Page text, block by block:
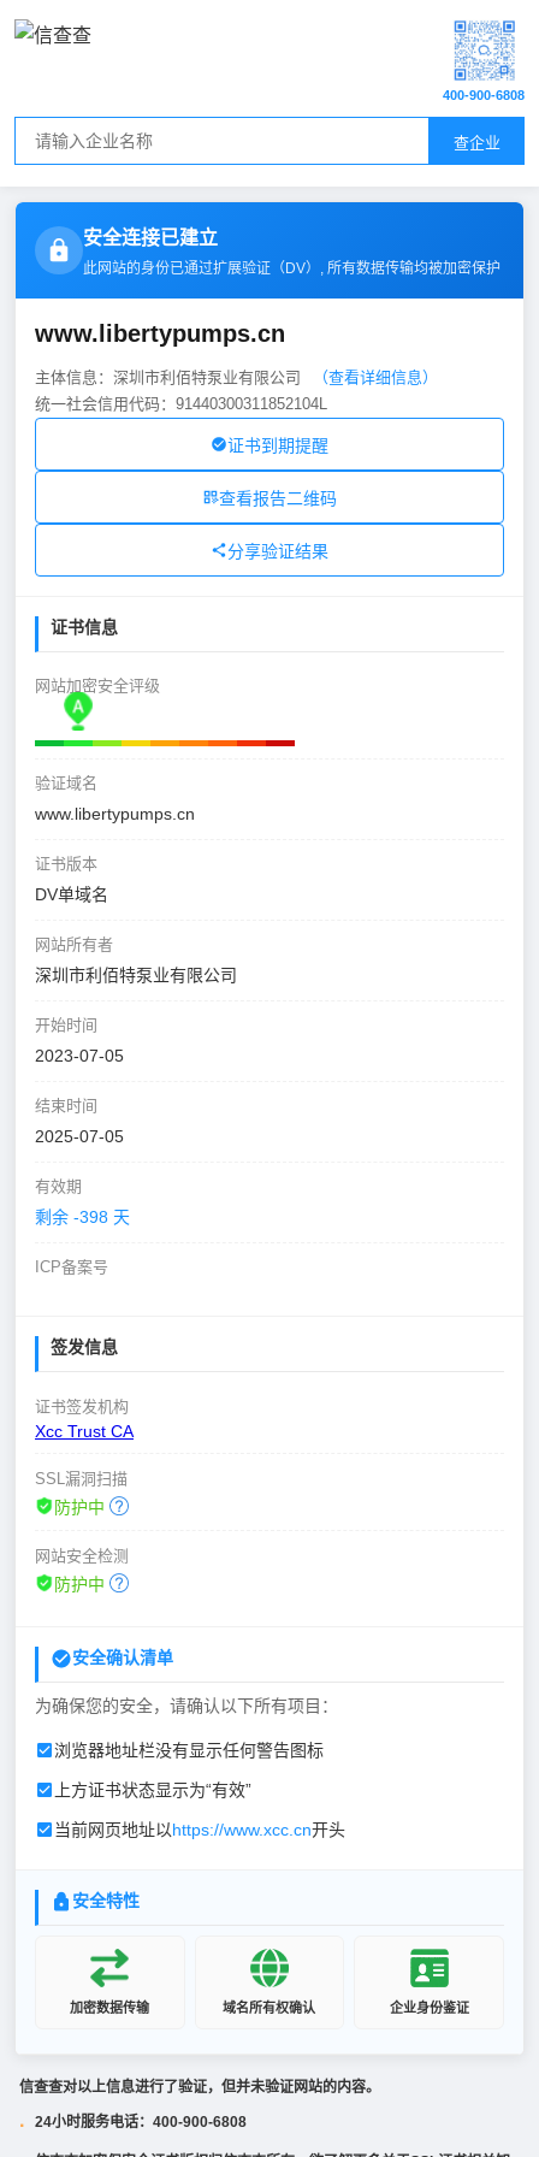
查企业
400-900-6808
安全连接已建立
此网站的身份已通过扩展验证（DV）, 所有数据传输均被加密保护
www.libertypumps.cn
主体信息：深圳市利佰特泵业有限公司
（查看详细信息）
统一社会信用代码：91440300311852104L
证书到期提醒
查看报告二维码
分享验证结果
证书信息
网站加密安全评级
验证域名
www.libertypumps.cn
证书版本
DV单域名
网站所有者
深圳市利佰特泵业有限公司
开始时间
2023-07-05
结束时间
2025-07-05
有效期
剩余 -398 天
ICP备案号
签发信息
证书签发机构
Xcc Trust CA
SSL漏洞扫描
防护中
网站安全检测
防护中
安全确认清单
为确保您的安全，请确认以下所有项目：
浏览器地址栏没有显示任何警告图标
上方证书状态显示为“有效”
当前网页地址以https://www.xcc.cn开头
安全特性
加密数据传输 域名所有权确认 企业身份鉴证
信查查对以上信息进行了验证，但并未验证网站的内容。
· 24小时服务电话：400-900-6808